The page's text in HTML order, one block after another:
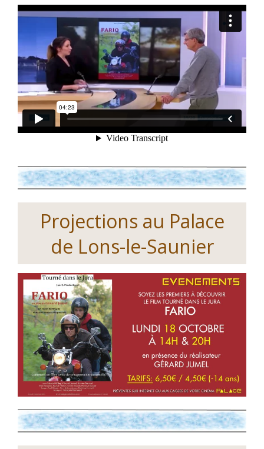
Projections au Palace
de Lons-le-Saunier